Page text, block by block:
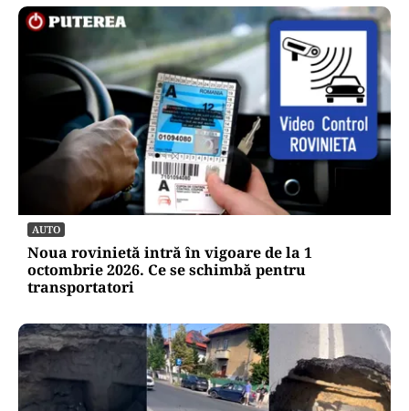
AUTO
Noua rovinietă intră în vigoare de la 1
octombrie 2026. Ce se schimbă pentru
transportatori